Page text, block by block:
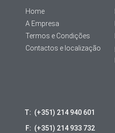
Home
A Empresa
Termos e Condições
Contactos e localização
T: (+351) 214 940 601
F: (+351) 214 933 732